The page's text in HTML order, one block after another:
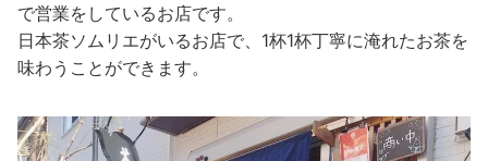
で営業をしているお店です。
日本茶ソムリエがいるお店で、1杯1杯丁寧に淹れたお茶を
味わうことができます。